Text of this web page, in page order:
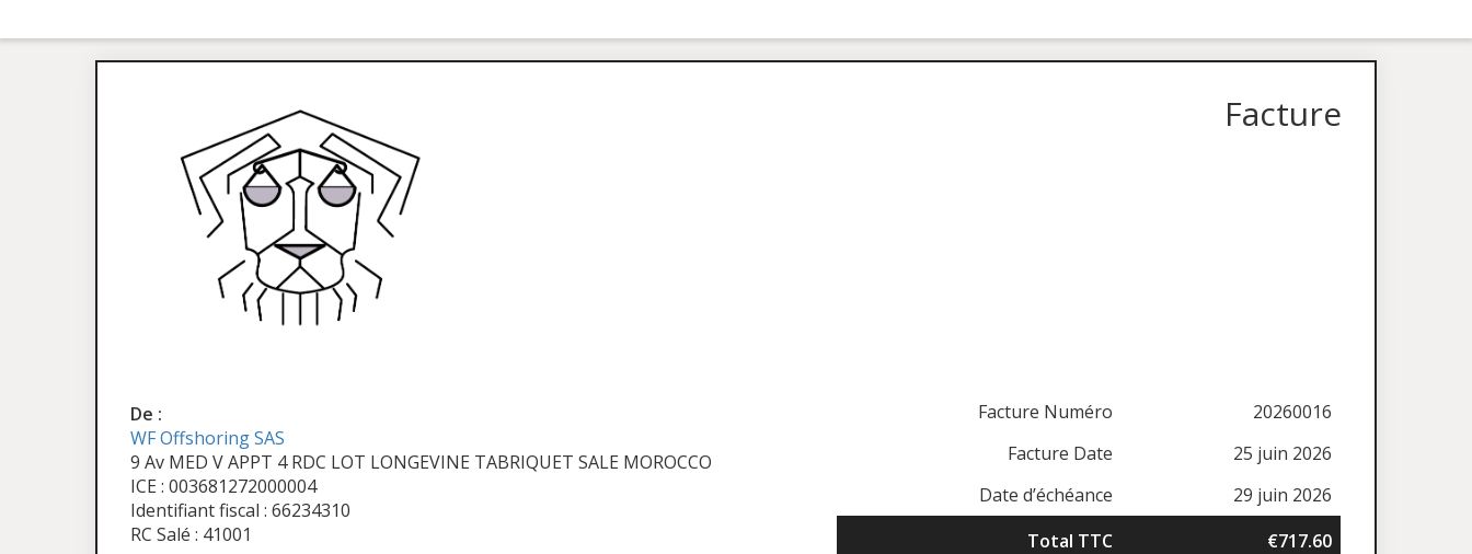
Facture
De :
WF Offshoring SAS
9 Av MED V APPT 4 RDC LOT LONGEVINE TABRIQUET SALE MOROCCO
ICE : 003681272000004
Identifiant fiscal : 66234310
RC Salé : 41001
Facture Numéro
20260016
Facture Date
25 juin 2026
Date d’échéance
29 juin 2026
Total TTC
€717.60